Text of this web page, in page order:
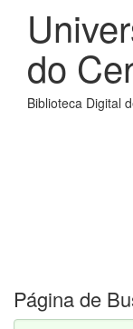
do
Biblioteca Digital
Página de